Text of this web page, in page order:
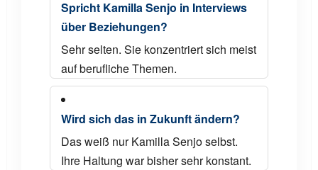
Spricht Kamilla Senjo in Interviews
über Beziehungen?
Sehr selten. Sie konzentriert sich meist
auf berufliche Themen.
Wird sich das in Zukunft ändern?
Das weiß nur Kamilla Senjo selbst.
Ihre Haltung war bisher sehr konstant.